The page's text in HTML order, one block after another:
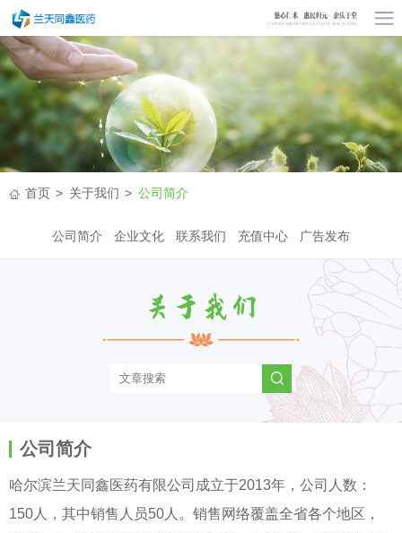
首页 关于我们 公司简介
公司简介 企业文化 联系我们 充值中心 广告发布
公司简介
哈尔滨兰天同鑫医药有限公司成立于2013年，公司人数：
150人，其中销售人员50人。销售网络覆盖全省各个地区，